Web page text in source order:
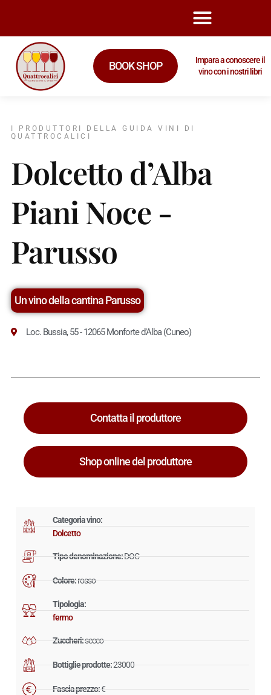
BOOK SHOP
Impara a conoscere il
vino con i nostri libri
I PRODUTTORI DELLA GUIDA VINI DI
QUATTROCALICI
Dolcetto d’Alba
Piani Noce -
Parusso
Un vino della cantina Parusso
Loc. Bussia, 55 - 12065 Monforte d’Alba (Cuneo)
Categoria vino:
Dolcetto
Tipo denominazione:DOC
Colore:rosso
Tipologia:
fermo
Zuccheri:secco
Bottiglie prodotte:23000
Fascia prezzo:€
Contatta il produttore
Shop online del produttore